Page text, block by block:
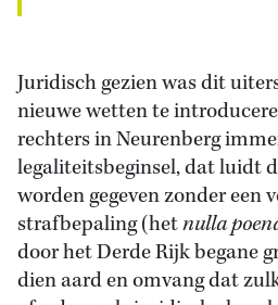
Juridisch gezien was dit
nieuwe wetten te
rechters in Neurenberg
legaliteitsbeginsel, dat luidt
worden gegeven zonder een
strafbepaling (hetnulla
door het Derde Rijk begane
dien aard en omvang dat